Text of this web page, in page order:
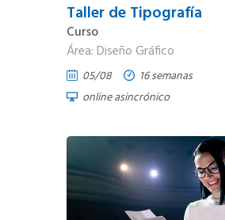
Taller de Tipografía
Curso
Área: Diseño Gráfico
05/08
16 semanas
online asincrónico